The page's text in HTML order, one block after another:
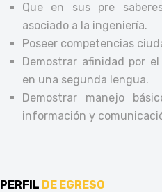
Que en sus pre
asociado a la ingeniería.
Poseer competencias
Demostrar afinidad por
en una segunda lengua.
Demostrar manejo
información y
PERFIL DE EGRESO